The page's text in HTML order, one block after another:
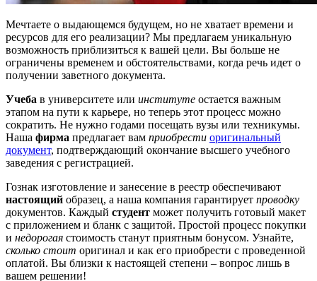
Мечтаете о выдающемся будущем, но не хватает времени и
ресурсов для его реализации? Мы предлагаем уникальную
возможность приблизиться к вашей цели. Вы больше не
ограничены временем и обстоятельствами, когда речь идет о
получении заветного документа.
Учеба в университете или институте остается важным
этапом на пути к карьере, но теперь этот процесс можно
сократить. Не нужно годами посещать вузы или техникумы.
Наша фирма предлагает вам приобрести оригинальный
документ, подтверждающий окончание высшего учебного
заведения с регистрацией.
Гознак изготовление и занесение в реестр обеспечивают
настоящий образец, а наша компания гарантирует проводку
документов. Каждый студент может получить готовый макет
с приложением и бланк с защитой. Простой процесс покупки
и недорогая стоимость станут приятным бонусом. Узнайте,
сколько стоит оригинал и как его приобрести с проведенной
оплатой. Вы близки к настоящей степени – вопрос лишь в
вашем решении!